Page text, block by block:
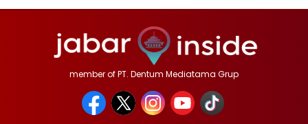
member of PT. Dentum Mediatama Grup